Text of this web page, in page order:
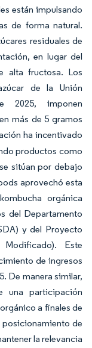
están impulsando
de forma natural.
residuales de
en lugar del
alta fructosa. Los
de la Unión
2025, imponen
más de 5 gramos
ha incentivado
productos como
sitúan por debajo
aprovechó esta
orgánica
del Departamento
y del Proyecto
Modificado). Este
de ingresos
De manera similar,
una participación
a finales de
posicionamiento de
la relevancia